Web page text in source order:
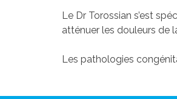
Le Dr Torossian s’est
atténuer les douleurs de
Les pathologies